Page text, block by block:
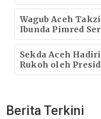
Wagub Aceh
Ibunda Pimred
Sekda Aceh
Rukoh oleh
Baru Ketahanan
Berita Terkini